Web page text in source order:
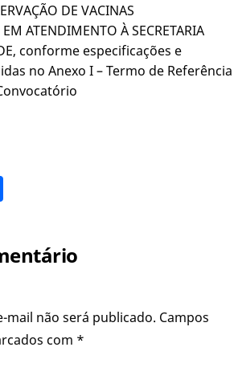
DE VACINAS
ATENDIMENTO À SECRETARIA
conforme especificações e
no Anexo I – Termo de Referência
mail não será publicado. Campos
com *